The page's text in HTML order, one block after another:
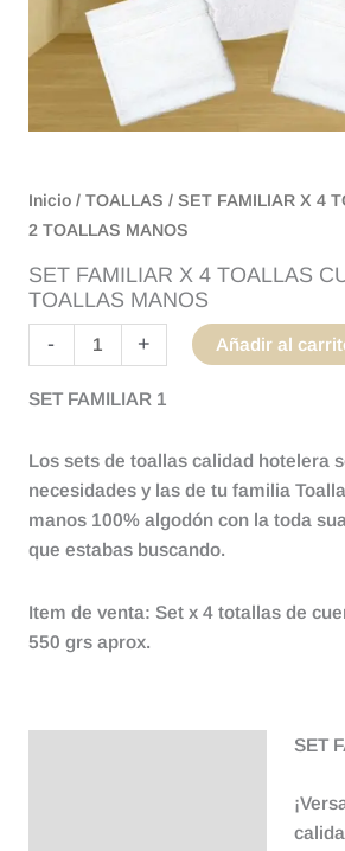
Inicio/ TOALLAS / SET FAMILIAR X 4
2 TOALLAS MANOS
SET FAMILIAR X 4 TOALLAS
TOALLAS MANOS
-
+ Añadir al
SET FAMILIAR 1
Los sets de toallas calidad hotelera
necesidades y las de tu familia
manos 100% algodón con la toda
que estabas buscando.
Item de venta: Set x 4 totallas de
550 grs aprox.
SET